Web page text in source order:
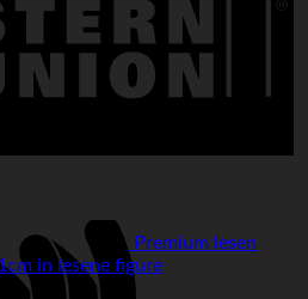
Premium lesen
in lesene figure